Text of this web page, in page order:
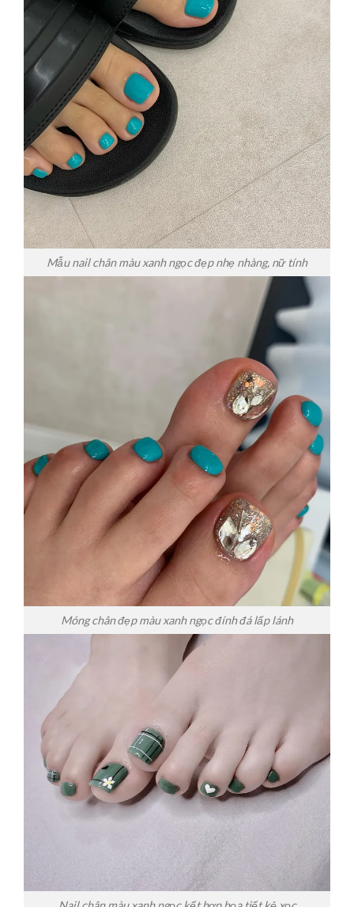
Mẫu nail chân màu xanh ngọc đẹp nhẹ nhàng, nữ tính
Móng chân đẹp màu xanh ngọc đính đá lấp lánh